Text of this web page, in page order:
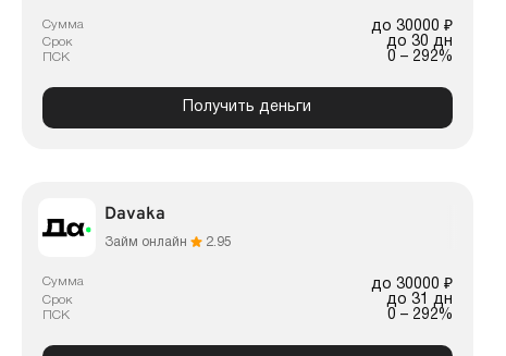
Сумма до 30000 ₽
Срок до 30 дн
ПСК 0 – 292%
Получить деньги
Davaka
Займ онлайн 2.95
Сумма до 30000 ₽
Срок до 31 дн
ПСК 0 – 292%